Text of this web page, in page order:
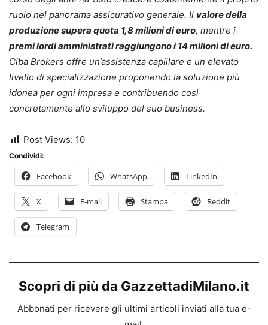
ruolo nel panorama assicurativo generale. Il valore della
produzione supera quota 1,8 milioni di euro, mentre i
premi lordi amministrati raggiungono i 14 milioni di euro.
Ciba Brokers offre un’assistenza capillare e un elevato
livello di specializzazione proponendo la soluzione più
idonea per ogni impresa e contribuendo così
concretamente allo sviluppo del suo business.
Post Views: 10
Condividi:
Facebook WhatsApp LinkedIn
X E-mail Stampa Reddit
Telegram
Scopri di più da GazzettadiMilano.it
Abbonati per ricevere gli ultimi articoli inviati alla tua e-